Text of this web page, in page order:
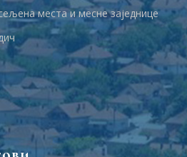
места и месне заједнице